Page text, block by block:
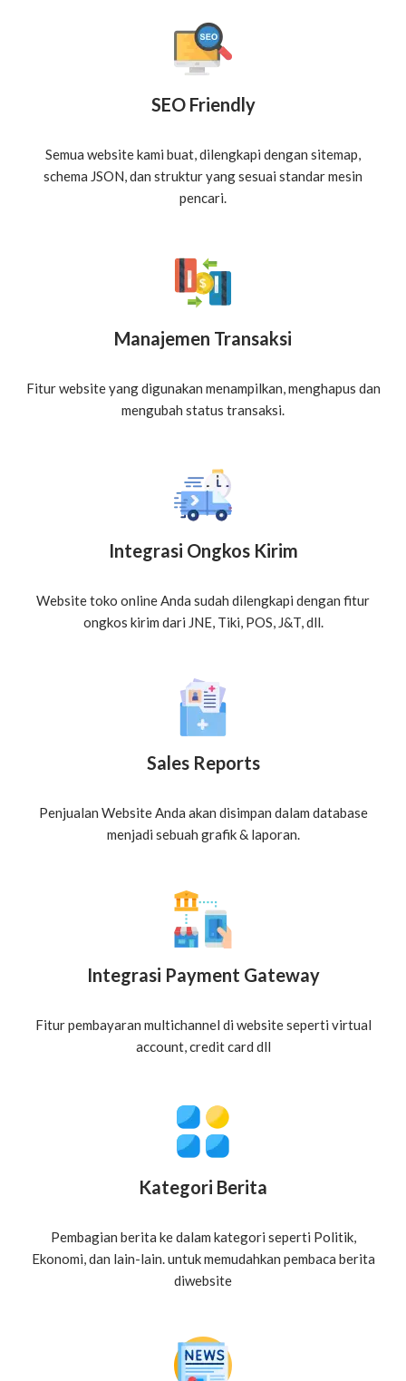
SEO Friendly
Semua website kami buat, dilengkapi dengan sitemap,
schema JSON, dan struktur yang sesuai standar mesin
pencari.
Manajemen Transaksi
Fitur website yang digunakan menampilkan, menghapus dan
mengubah status transaksi.
Integrasi Ongkos Kirim
Website toko online Anda sudah dilengkapi dengan fitur
ongkos kirim dari JNE, Tiki, POS, J&T, dll.
Sales Reports
Penjualan Website Anda akan disimpan dalam database
menjadi sebuah grafik & laporan.
Integrasi Payment Gateway
Fitur pembayaran multichannel di website seperti virtual
account, credit card dll
Kategori Berita
Pembagian berita ke dalam kategori seperti Politik,
Ekonomi, dan lain-lain. untuk memudahkan pembaca berita
diwebsite